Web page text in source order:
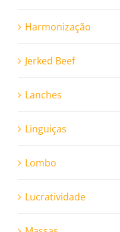
Harmonização
Jerked Beef
Lanches
Linguiças
Lombo
Lucratividade